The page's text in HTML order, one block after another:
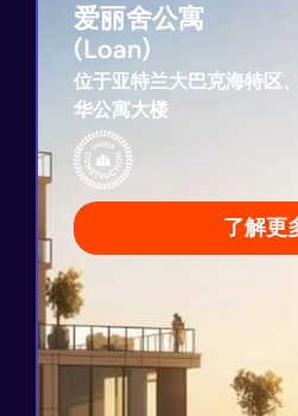
爱丽舍公寓
(Loan)
位于亚特兰大巴克海特区
华公寓大楼
了解更
爱丽舍公寓
(Loan)
贷款还款担保
3年贷款期
由开德集团开发
已售出32套公寓
查看项